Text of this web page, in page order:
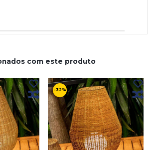
com este produto
-32%